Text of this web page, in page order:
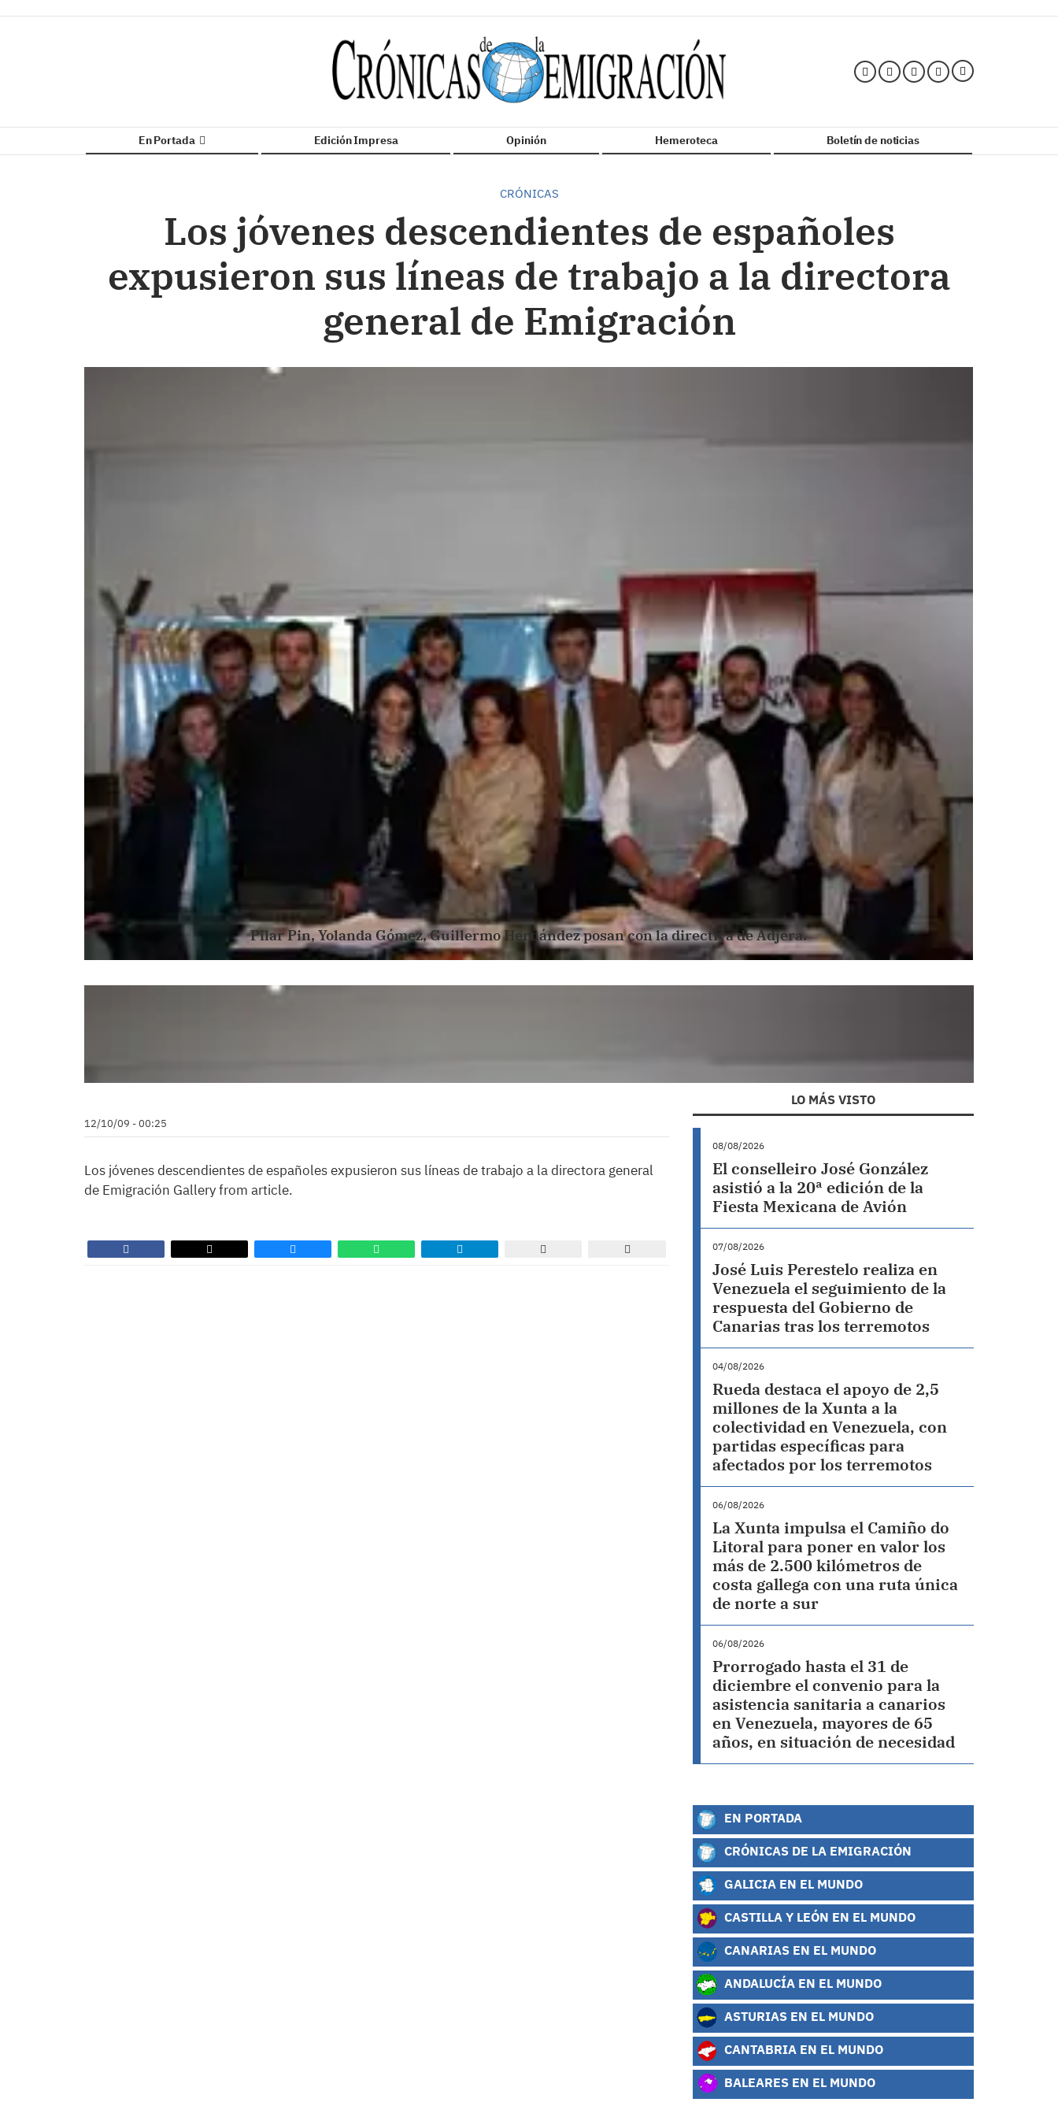
En Portada Edición Impresa Opinión Hemeroteca Boletín de noticias
CRÓNICAS
Los jóvenes descendientes de españoles
expusieron sus líneas de trabajo a la directora
general de Emigración
Pilar Pin, Yolanda Gómez, Guillermo Hernández posan con la directiva de Adjera.
12/10/09 - 00:25
Los jóvenes descendientes de españoles expusieron sus líneas de trabajo a la directora general
de Emigración Gallery from article.
LO MÁS VISTO
08/08/2026
El conselleiro José González
asistió a la 20ª edición de la
Fiesta Mexicana de Avión
07/08/2026
José Luis Perestelo realiza en
Venezuela el seguimiento de la
respuesta del Gobierno de
Canarias tras los terremotos
04/08/2026
Rueda destaca el apoyo de 2,5
millones de la Xunta a la
colectividad en Venezuela, con
partidas específicas para
afectados por los terremotos
06/08/2026
La Xunta impulsa el Camiño do
Litoral para poner en valor los
más de 2.500 kilómetros de
costa gallega con una ruta única
de norte a sur
06/08/2026
Prorrogado hasta el 31 de
diciembre el convenio para la
asistencia sanitaria a canarios
en Venezuela, mayores de 65
años, en situación de necesidad
EN PORTADA
CRÓNICAS DE LA EMIGRACIÓN
GALICIA EN EL MUNDO
CASTILLA Y LEÓN EN EL MUNDO
CANARIAS EN EL MUNDO
ANDALUCÍA EN EL MUNDO
ASTURIAS EN EL MUNDO
CANTABRIA EN EL MUNDO
BALEARES EN EL MUNDO